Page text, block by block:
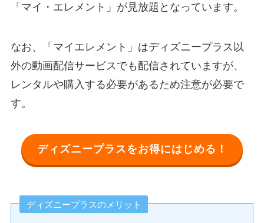
「マイ・エレメント」が見放題となっています。
なお、「マイエレメント」はディズニープラス以
外の動画配信サービスでも配信されていますが、
レンタルや購入する必要があるため注意が必要で
す。
ディズニープラスをお得にはじめる！
ディズニープラスのメリット